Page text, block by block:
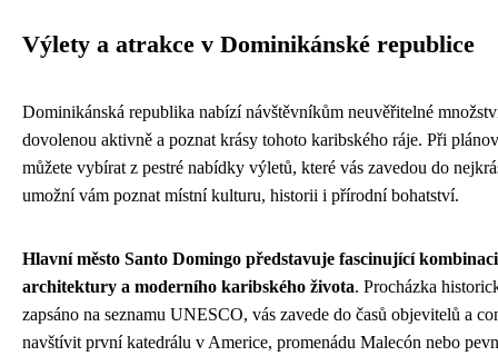
Výlety a atrakce v Dominikánské republice
Dominikánská republika nabízí návštěvníkům neuvěřitelné
dovolenou aktivně a poznat krásy tohoto karibského ráje. Při
můžete vybírat z pestré nabídky výletů, které vás zavedou do
umožní vám poznat místní kulturu, historii i přírodní bohatství.
Hlavní město Santo Domingo představuje fascinující
architektury a moderního karibského života. Procházka
zapsáno na seznamu UNESCO, vás zavede do časů objevitelů a
navštívit první katedrálu v Americe, promenádu Malecón nebo